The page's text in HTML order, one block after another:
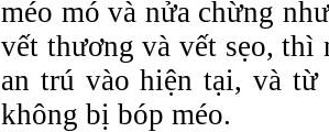
méo mó và nửa chừng
vết thương và vết sẹo,
an trú vào hiện tại, và từ
không bị bóp méo.